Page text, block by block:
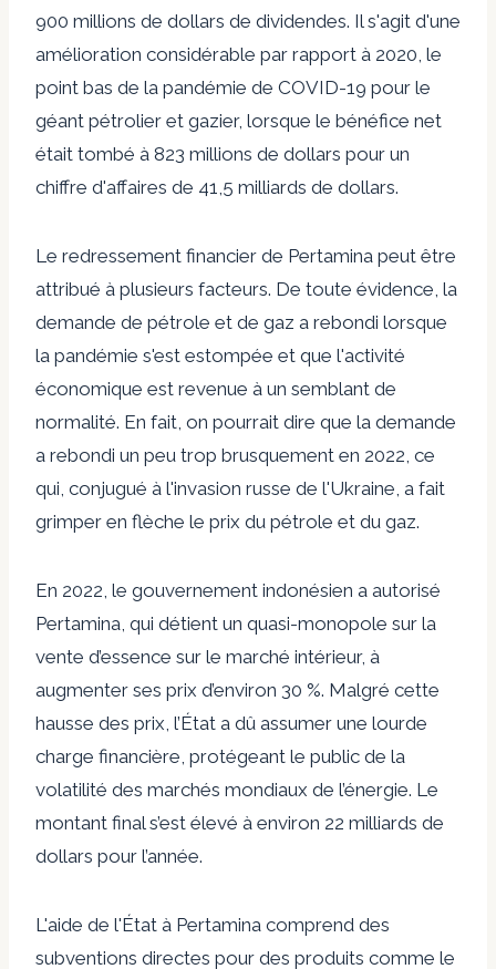
900 millions de dollars de dividendes. Il s'agit d'une
amélioration considérable par rapport à 2020, le
point bas de la pandémie de COVID-19 pour le
géant pétrolier et gazier, lorsque le bénéfice net
était tombé à 823 millions de dollars pour un
chiffre d'affaires de 41,5 milliards de dollars.
Le redressement financier de Pertamina peut être
attribué à plusieurs facteurs. De toute évidence, la
demande de pétrole et de gaz a rebondi lorsque
la pandémie s'est estompée et que l'activité
économique est revenue à un semblant de
normalité. En fait, on pourrait dire que la demande
a rebondi un peu trop brusquement en 2022, ce
qui, conjugué à l'invasion russe de l'Ukraine, a fait
grimper en flèche le prix du pétrole et du gaz.
En 2022, le gouvernement indonésien a autorisé
Pertamina, qui détient un quasi-monopole sur la
vente d’essence sur le marché intérieur, à
augmenter ses prix d’environ 30 %. Malgré cette
hausse des prix, l’État a dû assumer une lourde
charge financière, protégeant le public de la
volatilité des marchés mondiaux de l’énergie. Le
montant final s’est élevé à environ 22 milliards de
dollars pour l’année.
L'aide de l'État à Pertamina comprend des
subventions directes pour des produits comme le